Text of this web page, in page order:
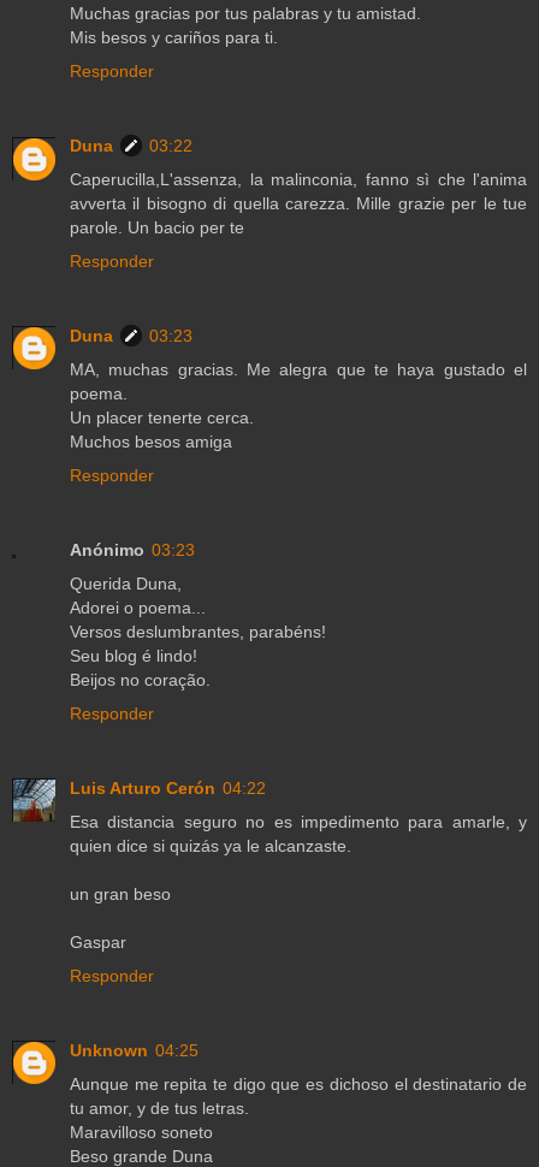
Muchas gracias por tus palabras y tu amistad.
Mis besos y cariños para ti.
Responder
Duna
03:22
Caperucilla,L'assenza, la malinconia, fanno sì che l'anima
avverta il bisogno di quella carezza. Mille grazie per le tue
parole. Un bacio per te
Responder
Duna
03:23
MA, muchas gracias. Me alegra que te haya gustado el
poema.
Un placer tenerte cerca.
Muchos besos amiga
Responder
Anónimo 03:23
Querida Duna,
Adorei o poema...
Versos deslumbrantes, parabéns!
Seu blog é lindo!
Beijos no coração.
Responder
Luis Arturo Cerón 04:22
Esa distancia seguro no es impedimento para amarle, y
quien dice si quizás ya le alcanzaste.
un gran beso
Gaspar
Responder
Unknown 04:25
Aunque me repita te digo que es dichoso el destinatario de
tu amor, y de tus letras.
Maravilloso soneto
Beso grande Duna